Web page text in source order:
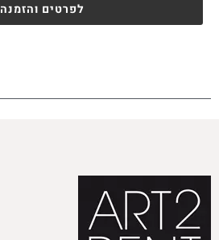
לפרטים והזמנה